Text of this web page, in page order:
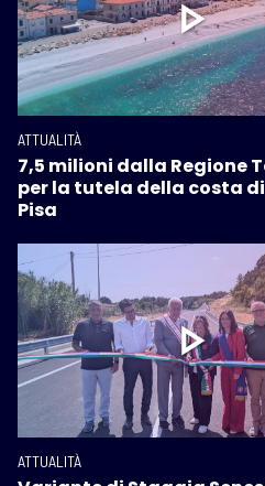
ATTUALITÀ
7,5 milioni dalla Regione
per la tutela della costa
Pisa
ATTUALITÀ